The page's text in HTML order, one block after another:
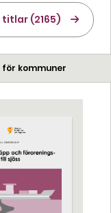
(2165)
för kommuner